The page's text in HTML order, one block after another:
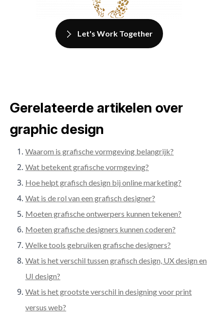
Let's Work Together
Gerelateerde artikelen over
graphic design
Waarom is grafische vormgeving belangrijk?
Wat betekent grafische vormgeving?
Hoe helpt grafisch design bij online marketing?
Wat is de rol van een grafisch designer?
Moeten grafische ontwerpers kunnen tekenen?
Moeten grafische designers kunnen coderen?
Welke tools gebruiken grafische designers?
Wat is het verschil tussen grafisch design, UX design en
UI design?
Wat is het grootste verschil in designing voor print
versus web?